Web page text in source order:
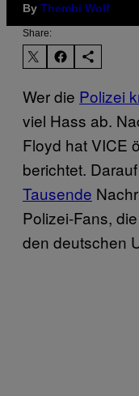
By Thembi Wolf
Share:
Wer die Polizei
viel Hass ab.
Floyd hat VICE
berichtet.
Tausende
Polizei-Fans,
den deutschen